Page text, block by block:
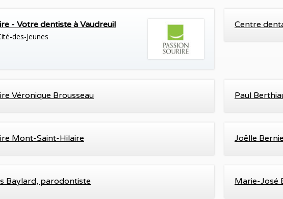
- Votre dentiste à Vaudreuil
des-Jeunes
Centre
Véronique Brousseau Paul
Mont-Saint-Hilaire Joëlle
Baylard, parodontiste Marie-José